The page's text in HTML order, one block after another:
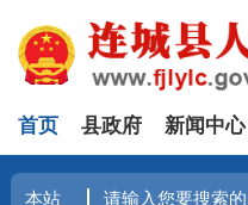
首页 县政府 新闻中心